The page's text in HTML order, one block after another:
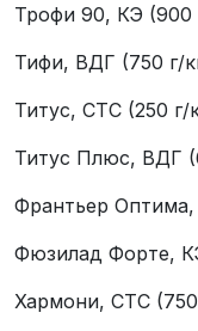
Трофи 90, КЭ (900
Тифи, ВДГ (750 г/
Титус, СТС (250 г/
Титус Плюс, ВДГ
Франтьер
Фюзилад Форте,
Хармони, СТС